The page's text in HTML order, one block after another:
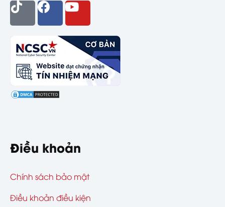
Điều khoản
Chính sách bảo mật
Điều khoản điều kiện